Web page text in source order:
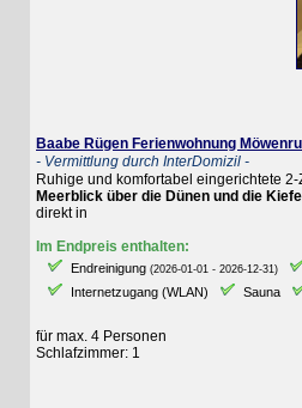
Baabe Rügen Ferienwohnung Möwenruf
- Vermittlung durch InterDomizil -
Ruhige und komfortabel eingerichtete 2-
Meerblick über die Dünen und die Kiefernin
direkt in
Im Endpreis enthalten:
Endreinigung(2026-01-01 - 2026-12-31)
Internetzugang (WLAN)
Sauna
für max. 4 Personen
Schlafzimmer: 1